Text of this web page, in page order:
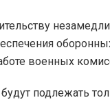
военных
подлежать